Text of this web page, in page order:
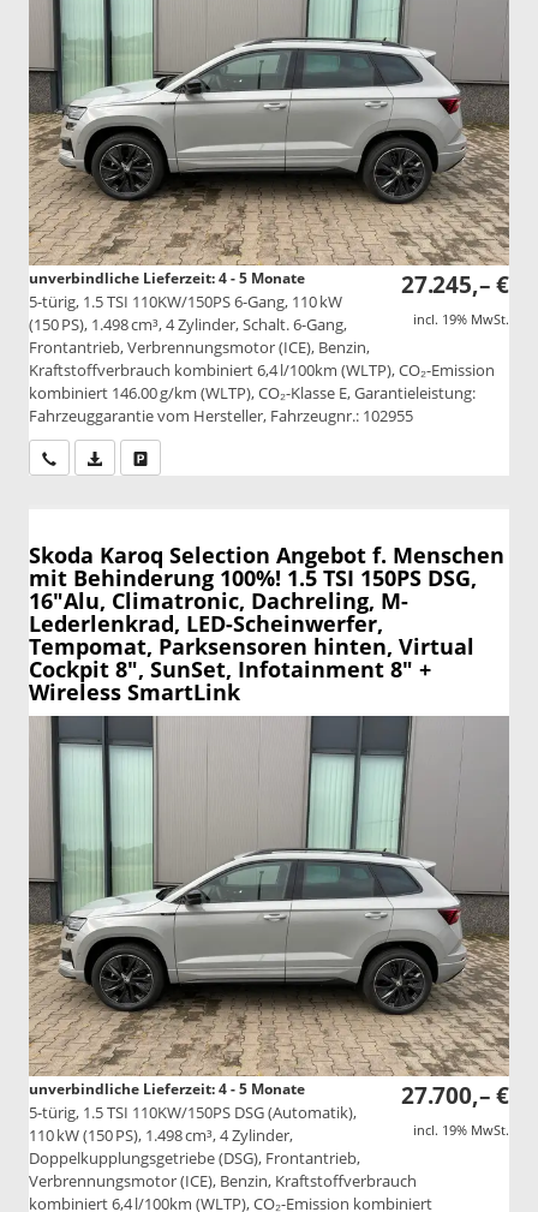
27.245,– €
incl. 19% MwSt.
unverbindliche Lieferzeit: 4 - 5 Monate
5-türig, 1.5 TSI 110KW/150PS 6-Gang, 110 kW
(150 PS), 1.498 cm³, 4 Zylinder, Schalt. 6-Gang,
Frontantrieb, Verbrennungsmotor (ICE), Benzin,
Kraftstoffverbrauch kombiniert 6,4 l/100km (WLTP), CO₂-Emission
kombiniert 146.00 g/km (WLTP), CO₂-Klasse E, Garantieleistung:
Fahrzeuggarantie vom Hersteller, Fahrzeugnr.: 102955
Wir rufen Sie anPDF-Datei, Fahrzeugexposé drucken
Skoda Karoq Selection Angebot f. Menschen
mit Behinderung 100%! 1.5 TSI 150PS DSG,
16"Alu, Climatronic, Dachreling, M-
Lederlenkrad, LED-Scheinwerfer,
Tempomat, Parksensoren hinten, Virtual
Cockpit 8", SunSet, Infotainment 8" +
Wireless SmartLink
27.700,– €
incl. 19% MwSt.
unverbindliche Lieferzeit: 4 - 5 Monate
5-türig, 1.5 TSI 110KW/150PS DSG (Automatik),
110 kW (150 PS), 1.498 cm³, 4 Zylinder,
Doppelkupplungsgetriebe (DSG), Frontantrieb,
Verbrennungsmotor (ICE), Benzin, Kraftstoffverbrauch
kombiniert 6,4 l/100km (WLTP), CO₂-Emission kombiniert